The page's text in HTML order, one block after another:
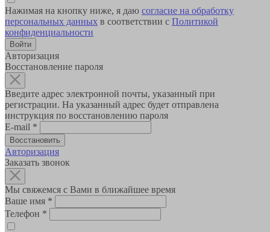
Нажимая на кнопку ниже, я даю согласие на обработку
персональных данных в соответствии с Политикой
конфиденциальности
Авторизация
Восстановление пароля
Введите адрес электронной почты, указанный при
регистрации. На указанный адрес будет отправлена
инструкция по восстановлению пароля
E-mail *
Авторизация
Заказать звонок
Мы свяжемся с Вами в ближайшее время
Ваше имя *
Телефон *